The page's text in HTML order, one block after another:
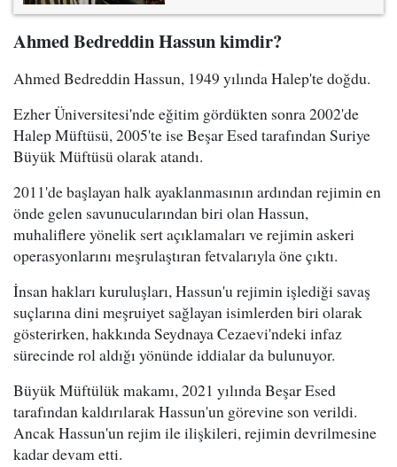
Ahmed Bedreddin Hassun kimdir?
Ahmed Bedreddin Hassun, 1949 yılında Halep'te doğdu.
Ezher Üniversitesi'nde eğitim gördükten sonra 2002'de
Halep Müftüsü, 2005'te ise Beşar Esed tarafından Suriye
Büyük Müftüsü olarak atandı.
2011'de başlayan halk ayaklanmasının ardından rejimin en
önde gelen savunucularından biri olan Hassun,
muhaliflere yönelik sert açıklamaları ve rejimin askeri
operasyonlarını meşrulaştıran fetvalarıyla öne çıktı.
İnsan hakları kuruluşları, Hassun'u rejimin işlediği savaş
suçlarına dini meşruiyet sağlayan isimlerden biri olarak
gösterirken, hakkında Seydnaya Cezaevi'ndeki infaz
sürecinde rol aldığı yönünde iddialar da bulunuyor.
Büyük Müftülük makamı, 2021 yılında Beşar Esed
tarafından kaldırılarak Hassun'un görevine son verildi.
Ancak Hassun'un rejim ile ilişkileri, rejimin devrilmesine
kadar devam etti.